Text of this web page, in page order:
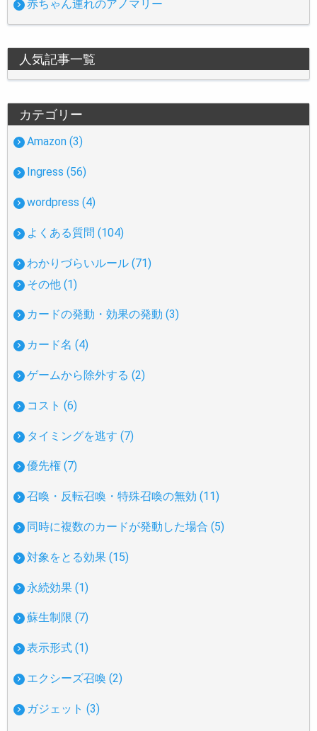
赤ちゃん連れのアノマリー
人気記事一覧
カテゴリー
Amazon (3)
Ingress (56)
wordpress (4)
よくある質問 (104)
わかりづらいルール (71)
その他 (1)
カードの発動・効果の発動 (3)
カード名 (4)
ゲームから除外する (2)
コスト (6)
タイミングを逃す (7)
優先権 (7)
召喚・反転召喚・特殊召喚の無効 (11)
同時に複数のカードが発動した場合 (5)
対象をとる効果 (15)
永続効果 (1)
蘇生制限 (7)
表示形式 (1)
エクシーズ召喚 (2)
ガジェット (3)